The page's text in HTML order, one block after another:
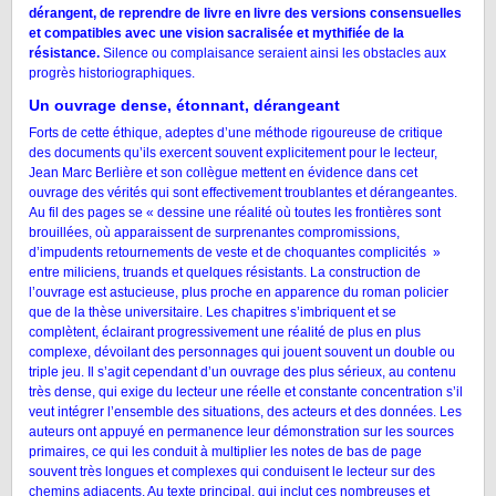
dérangent, de reprendre de livre en livre des versions consensuelles
et compatibles avec une vision sacralisée et mythifiée de la
résistance. Silence ou complaisance seraient ainsi les obstacles aux
progrès historiographiques.
Un ouvrage dense, étonnant, dérangeant
Forts de cette éthique, adeptes d’une méthode rigoureuse de critique
des documents qu’ils exercent souvent explicitement pour le lecteur,
Jean Marc Berlière et son collègue mettent en évidence dans cet
ouvrage des vérités qui sont effectivement troublantes et dérangeantes.
Au fil des pages se « dessine une réalité où toutes les frontières sont
brouillées, où apparaissent de surprenantes compromissions,
d’impudents retournements de veste et de choquantes complicités »
entre miliciens, truands et quelques résistants. La construction de
l’ouvrage est astucieuse, plus proche en apparence du roman policier
que de la thèse universitaire. Les chapitres s’imbriquent et se
complètent, éclairant progressivement une réalité de plus en plus
complexe, dévoilant des personnages qui jouent souvent un double ou
triple jeu. Il s’agit cependant d’un ouvrage des plus sérieux, au contenu
très dense, qui exige du lecteur une réelle et constante concentration s’il
veut intégrer l’ensemble des situations, des acteurs et des données. Les
auteurs ont appuyé en permanence leur démonstration sur les sources
primaires, ce qui les conduit à multiplier les notes de bas de page
souvent très longues et complexes qui conduisent le lecteur sur des
chemins adjacents. Au texte principal, qui inclut ces nombreuses et